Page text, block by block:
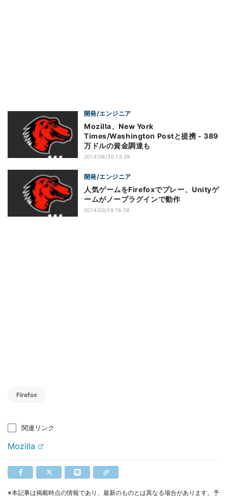
開発/エンジニア
Mozilla、New York
Times/Washington Postと提携 - 389
万ドルの資金調達も
2014/06/20 13:28
開発/エンジニア
人気ゲームをFirefoxでプレー、Unityゲ
ームがノープラグインで動作
2014/03/19 16:58
Firefox
関連リンク
Mozilla
※本記事は掲載時点の情報であり、最新のものとは異なる場合があります。予